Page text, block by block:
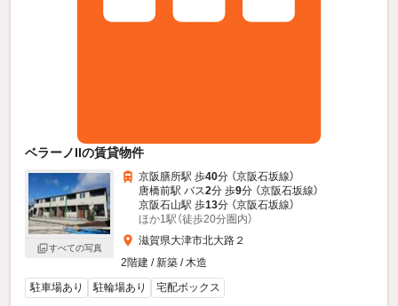
ベラーノIIの賃貸物件
すべての写真
京阪膳所駅 歩40分 （京阪石坂線）
唐橋前駅 バス2分 歩9分 （京阪石坂線）
京阪石山駅 歩13分 （京阪石坂線）
ほか1駅（徒歩20分圏内）
滋賀県大津市北大路２
2階建 / 新築 / 木造
駐車場あり
駐輪場あり 宅配ボックス